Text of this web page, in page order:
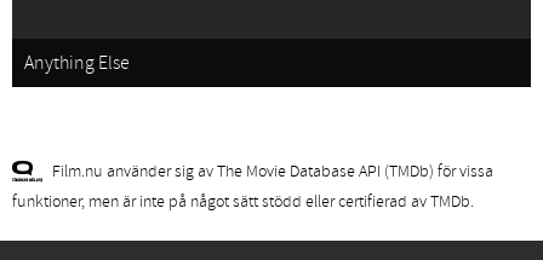
Anything Else
Film.nu använder sig av The Movie Database API (TMDb) för vissa
funktioner, men är inte på något sätt stödd eller certifierad av TMDb.